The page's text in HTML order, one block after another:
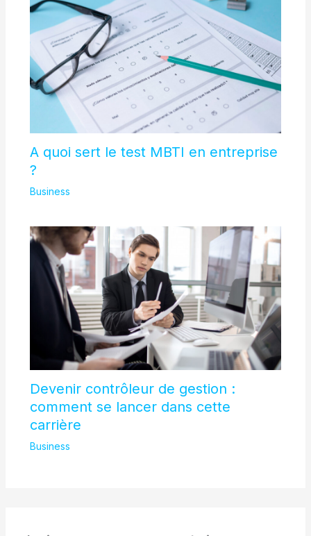
A quoi sert le test MBTI en entreprise
?
Business
Devenir contrôleur de gestion :
comment se lancer dans cette
carrière
Business